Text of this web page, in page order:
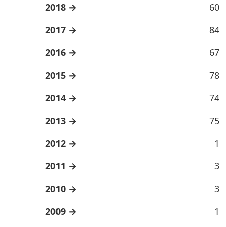
2018
60
2017
84
2016
67
2015
78
2014
74
2013
75
2012
1
2011
3
2010
3
2009
1